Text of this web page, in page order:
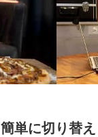
単に切り替え